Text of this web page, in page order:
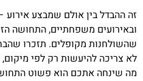
זה ההבדל בין אולם שמבצע אירוע
ובאירועים משפחתיים, התחושה
שהשולחנות מקופלים. תזכרו
לא צריכה להיעשות רק לפי
מה שינחה אתכם הוא פשוט